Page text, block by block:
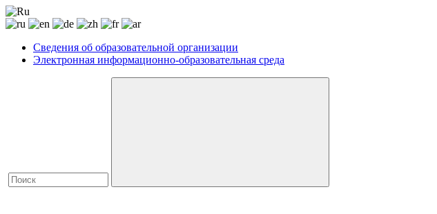
Сведения об образовательной организации
Электронная информационно-образовательная среда